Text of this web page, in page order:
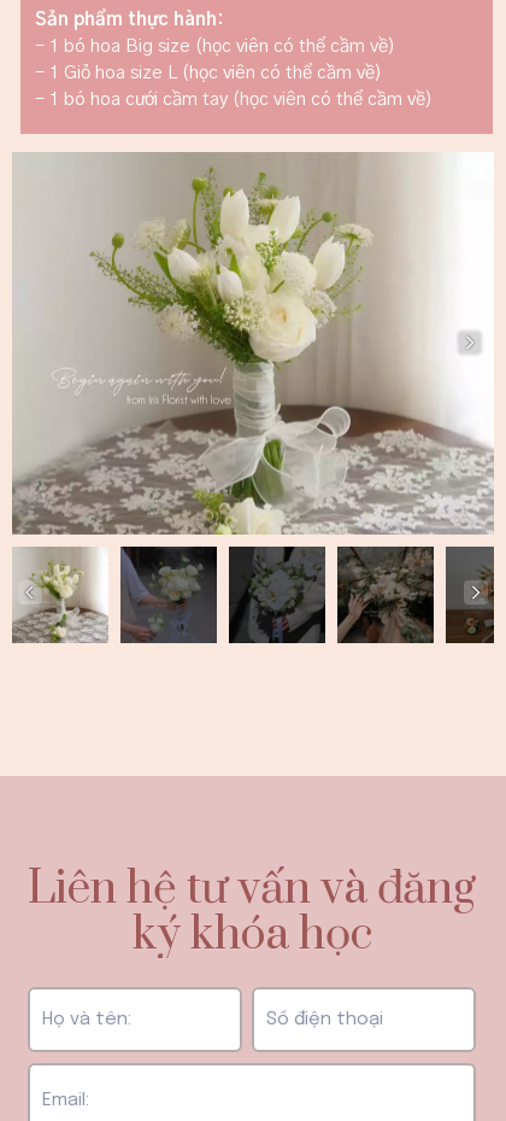
Sản phẩm thực hành:
- 1 bó hoa Big size (học viên có thể cầm về)
- 1 Giỏ hoa size L (học viên có thể cầm về)
- 1 bó hoa cưới cầm tay (học viên có thể cầm về)
Liên hệ tư vấn và đăng
ký khóa học